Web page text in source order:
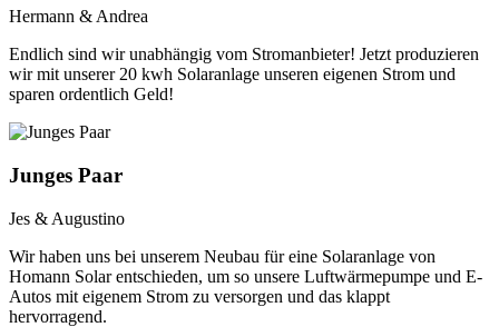
Hermann & Andrea
Endlich sind wir unabhängig vom Stromanbieter! Jetzt produzieren
wir mit unserer 20 kwh Solaranlage unseren eigenen Strom und
sparen ordentlich Geld!
Junges Paar
Jes & Augustino
Wir haben uns bei unserem Neubau für eine Solaranlage von
Homann Solar entschieden, um so unsere Luftwärmepumpe und E-
Autos mit eigenem Strom zu versorgen und das klappt
hervorragend.